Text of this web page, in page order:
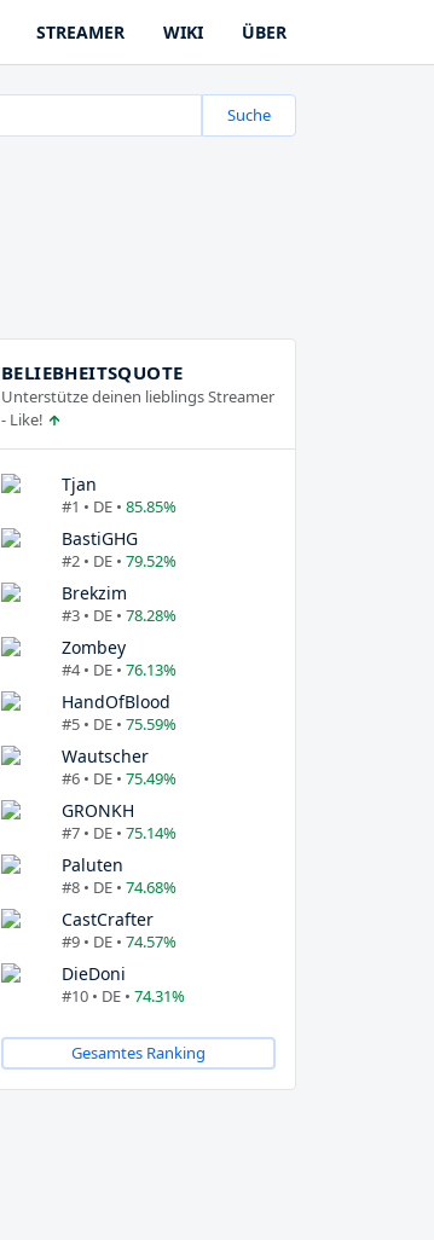
STREAMER WIKI ÜBER
Suche
BELIEBHEITSQUOTE
Unterstütze deinen lieblings Streamer
- Like!
Tjan
#1 • DE • 85.85%
BastiGHG
#2 • DE • 79.52%
Brekzim
#3 • DE • 78.28%
Zombey
#4 • DE • 76.13%
HandOfBlood
#5 • DE • 75.59%
Wautscher
#6 • DE • 75.49%
GRONKH
#7 • DE • 75.14%
Paluten
#8 • DE • 74.68%
CastCrafter
#9 • DE • 74.57%
DieDoni
#10 • DE • 74.31%
Gesamtes Ranking